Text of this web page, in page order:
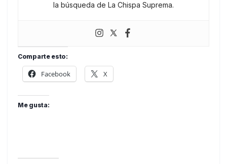
la búsqueda de La Chispa Suprema.
Comparte esto:
Facebook X
Me gusta: